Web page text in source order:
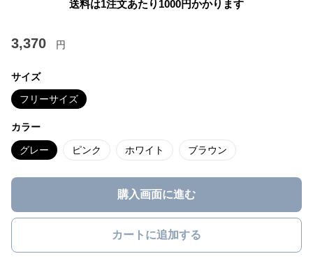
送料は1注文あたり 1000円かかります
3,370 円
サイズ
フリーサイズ
カラー
グレー ピンク ホワイト ブラウン
購入画面に進む
カートに追加する